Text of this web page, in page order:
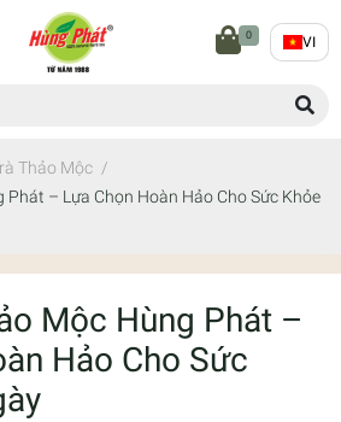
0 VI
Thảo Mộc /
Phát – Lựa Chọn Hoàn Hảo Cho Sức Khỏe
Mộc Hùng Phát –
Hảo Cho Sức